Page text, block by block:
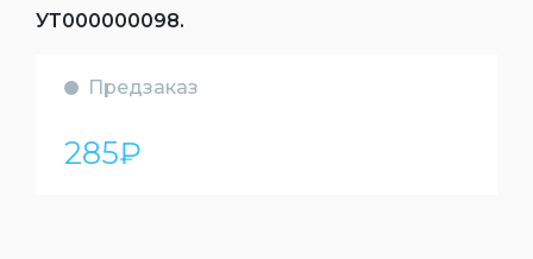
УТ000000098.
Предзаказ
285₽